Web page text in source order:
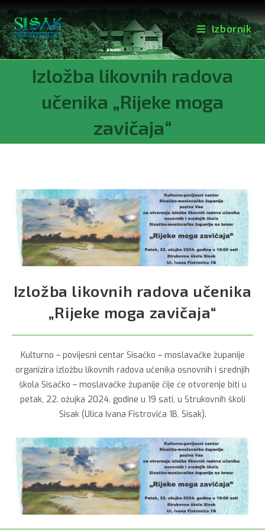
Izbornik
Izložba likovnih radova
učenika „Rijeke moga
zavičaja“
Izložba likovnih radova učenika
„Rijeke moga zavičaja“
Kulturno – povijesni centar Sisačko – moslavačke županije
organizira izložbu likovnih radova učenika osnovnih i srednjih
škola Sisačko – moslavačke županije čije će otvorenje biti u
petak, 22. ožujka 2024. godine u 19 sati, u Strukovnih školi
Sisak (Ulica Ivana Fistrovića 1B, Sisak).